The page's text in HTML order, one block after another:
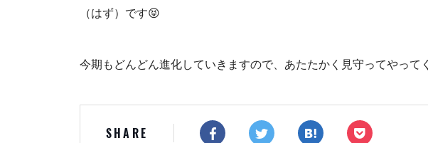
（はず）です😝
今期もどんどん進化していきますので、あたたかく見守ってやって
SHARE